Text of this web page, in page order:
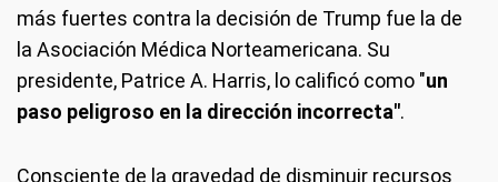
más fuertes contra la decisión de Trump fue la de
la Asociación Médica Norteamericana. Su
presidente, Patrice A. Harris, lo calificó como "un
paso peligroso en la dirección incorrecta".
Consciente de la gravedad de disminuir recursos